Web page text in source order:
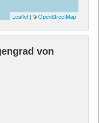
Leaflet | ©OpenStreetMap
von